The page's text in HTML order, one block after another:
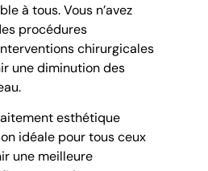
à tous. Vous n’avez
procédures
chirurgicales
une diminution des
esthétique
idéale pour tous ceux
une meilleure